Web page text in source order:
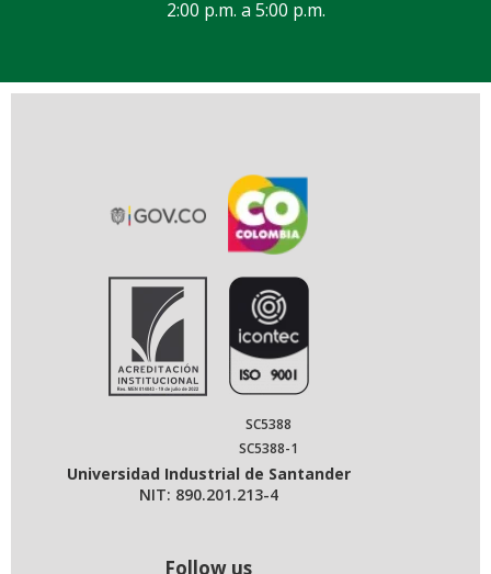
2:00 p.m. a 5:00 p.m.